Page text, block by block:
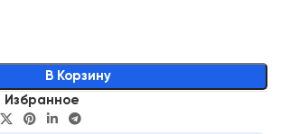
В Корзину
Избранное